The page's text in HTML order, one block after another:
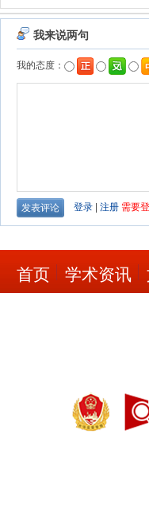
首页 学术资讯